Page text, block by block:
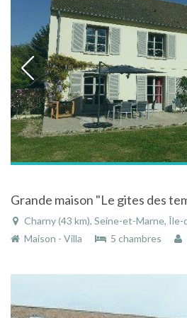
Charny (43 km), Seine-et-Marne, Île-
Maison - Villa
5 chambres